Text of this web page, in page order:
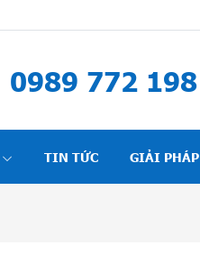
0989 772 198
TIN TỨC GIẢI PHÁP